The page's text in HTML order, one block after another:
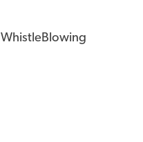
WhistleBlowing